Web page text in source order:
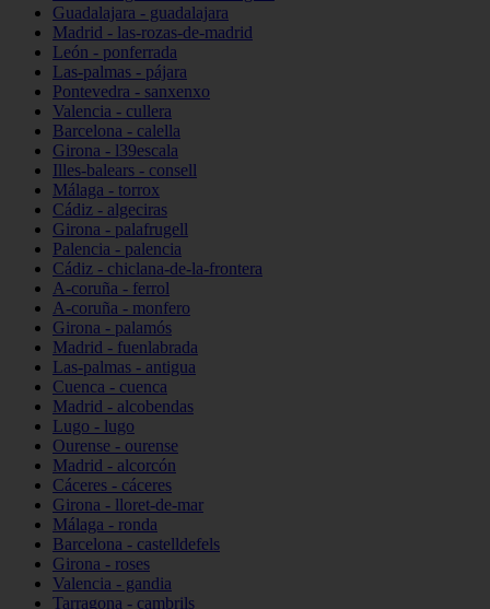
Guadalajara - guadalajara
Madrid - las-rozas-de-madrid
León - ponferrada
Las-palmas - pájara
Pontevedra - sanxenxo
Valencia - cullera
Barcelona - calella
Girona - l39escala
Illes-balears - consell
Málaga - torrox
Cádiz - algeciras
Girona - palafrugell
Palencia - palencia
Cádiz - chiclana-de-la-frontera
A-coruña - ferrol
A-coruña - monfero
Girona - palamós
Madrid - fuenlabrada
Las-palmas - antigua
Cuenca - cuenca
Madrid - alcobendas
Lugo - lugo
Ourense - ourense
Madrid - alcorcón
Cáceres - cáceres
Girona - lloret-de-mar
Málaga - ronda
Barcelona - castelldefels
Girona - roses
Valencia - gandia
Tarragona - cambrils